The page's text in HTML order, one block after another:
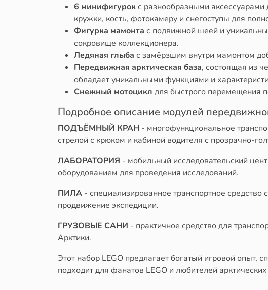
6 минифигурокс разнообразными
кружки, кость, фотокамеру и снегоступы для
Фигурка мамонта с подвижной шеей и
сокровище коллекционера.
Ледяная глыба с замёрзшим внутри мамонтом
Передвижная арктическая база, состоящая из
обладает уникальными функциями и
Снежный мотоцикл для быстрого перемещения
Подробное описание модулей
ПОДЪЁМНЫЙ КРАН - многофункциональное
стрелой с крюком и кабиной водителя с прозрачно-
ЛАБОРАТОРИЯ - мобильный исследовательский
оборудованием для проведения исследований.
ПИЛА - специализированное транспортное
продвижение экспедиции.
ГРУЗОВЫЕ САНИ - практичное средство для
Арктики.
Этот набор LEGO предлагает богатый игровой
подходит для фанатов LEGO и любителей